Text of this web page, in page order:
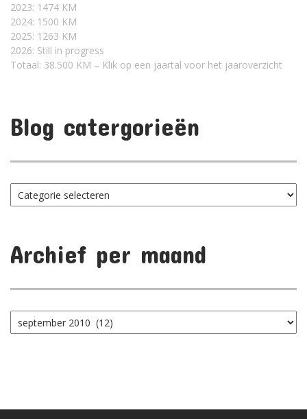
2023: 1474 KM
2024: 1500 KM
2025: 1263 KM
2026: Still in progress
Totaal: 38.500 KM – Klik op een jaartal voor het jaaroverzicht
Blog catergorieën
Blog
catergorieën
Archief per maand
Archief
per